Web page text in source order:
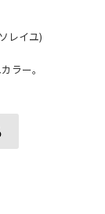
レイユ)
ラー。